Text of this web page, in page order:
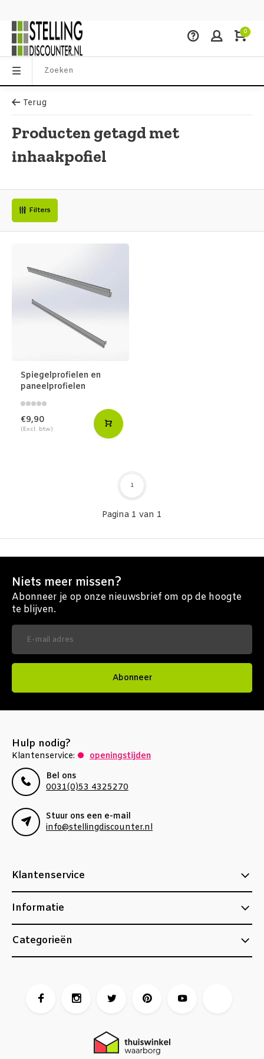
0
Terug
Producten getagd met
inhaakpofiel
Filters
Spiegelprofielen en
paneelprofielen
€9,90
(Excl. btw)
Pagina 1 van 1
1
Niets meer missen?
Abonneer je op onze nieuwsbrief om op de hoogte
te blijven.
Abonneer
Hulp nodig?
Klantenservice:
openingstijden
Bel ons
0031(0)53 4325270
Stuur ons een e-mail
info@stellingdiscounter.nl
Klantenservice
Informatie
Categorieën